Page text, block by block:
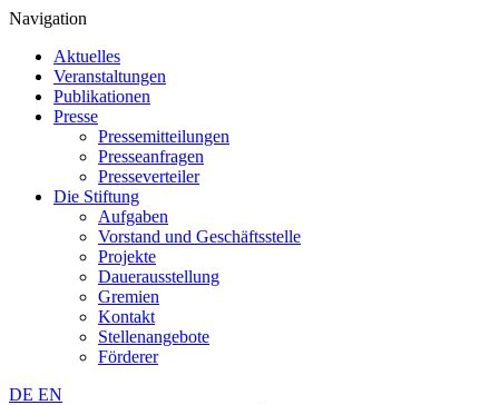
Navigation
Aktuelles
Veranstaltungen
Publikationen
Presse
Pressemitteilungen
Presseanfragen
Presseverteiler
Die Stiftung
Aufgaben
Vorstand und Geschäftsstelle
Projekte
Dauerausstellung
Gremien
Kontakt
Stellenangebote
Förderer
DE EN